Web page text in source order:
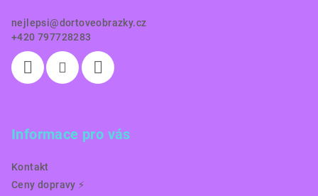
nejlepsi@dortoveobrazky.cz
+420 797728283
Informace pro vás
Kontakt
Ceny dopravy ⚡️